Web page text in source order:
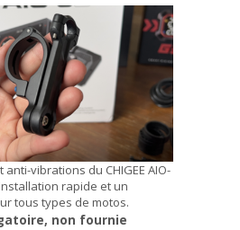
vibrations du CHIGEE AIO-
rapide et un
tous types de motos.
non fournie